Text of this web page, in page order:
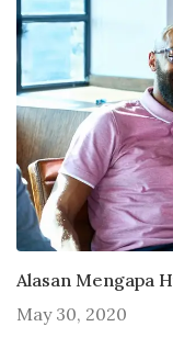
Alasan Mengapa
May 30, 2020